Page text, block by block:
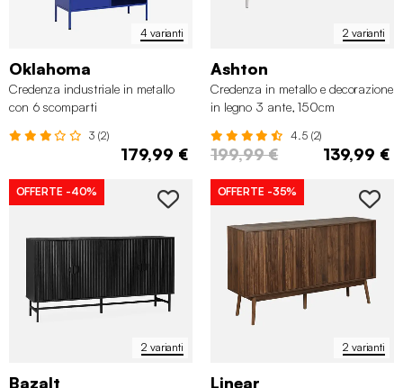
4 varianti
Oklahoma
Credenza industriale in metallo
con 6 scomparti
3 (2)
179,99 €
2 varianti
Ashton
Credenza in metallo e decorazione
in legno 3 ante, 150cm
4.5 (2)
199,99 € 139,99 €
2 varianti
OFFERTE -40%
Bazalt
2 varianti
OFFERTE -35%
Linear